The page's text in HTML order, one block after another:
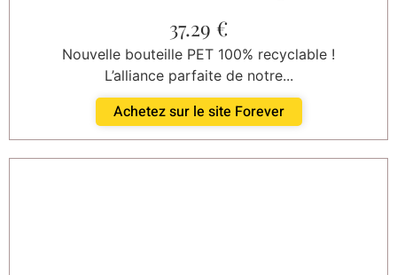
37.29 €
Nouvelle bouteille PET 100% recyclable !
L’alliance parfaite de notre...
Achetez sur le site Forever